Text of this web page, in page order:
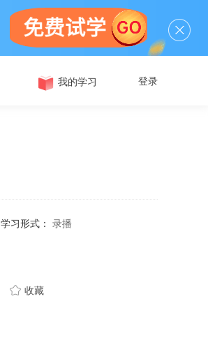
我的学习 登录
学习形式： 录播
收藏